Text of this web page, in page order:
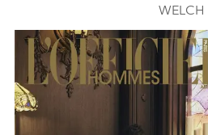
WELCH